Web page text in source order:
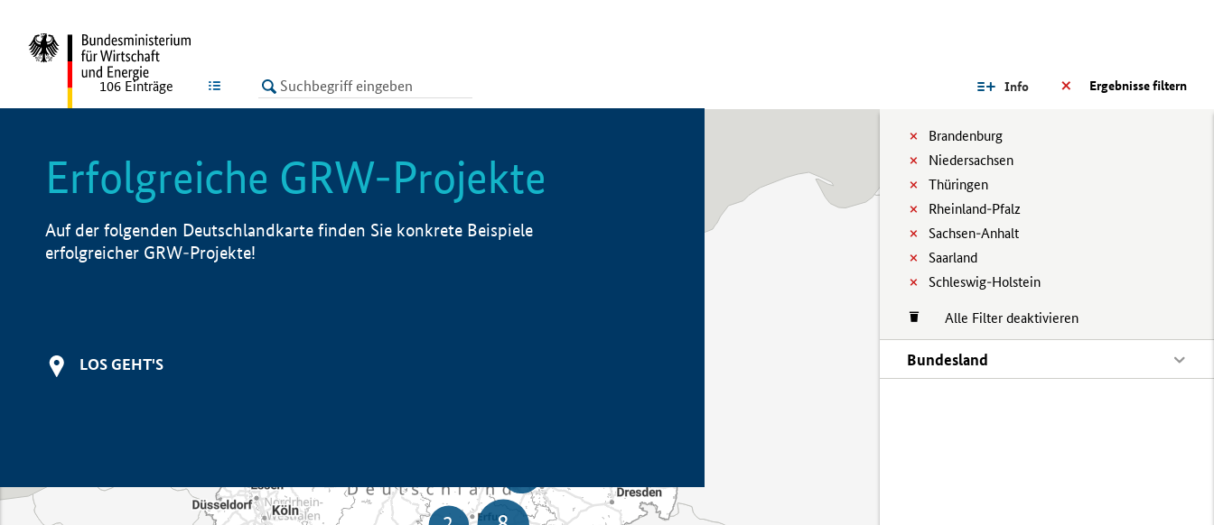
LISTE Ergebnisse filtern
Info
Brandenburg
Niedersachsen
Thüringen
Rheinland-Pfalz
Sachsen-Anhalt
Saarland
Schleswig-Holstein
Alle Filter deaktivieren
Bundesland
106 Einträge
Erfolgreiche GRW-Projekte
Auf der folgenden Deutschlandkarte finden Sie konkrete Beispiele
erfolgreicher GRW-Projekte!
LOS GEHT'S